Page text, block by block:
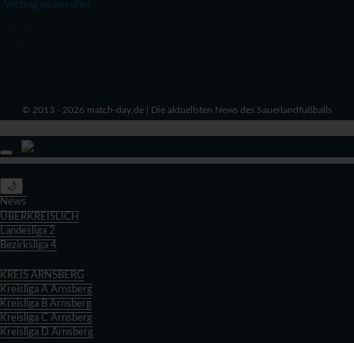
Vertrag widerrufen
© 2013 - 2026 match-day.de | Die aktuellsten News des Sauerlandfußballs
🌙
News
ÜBERKREISLICH
Landesliga 2
Bezirksliga 4
KREIS ARNSBERG
Kreisliga A Arnsberg
Kreisliga B Arnsberg
Kreisliga C Arnsberg
Kreisliga D Arnsberg